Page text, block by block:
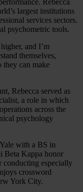
largest institutions
services sectors.
psychometric tools.
and I’m
themselves,
they can make
Rebecca served as
a role in which
across the
psychology
with a BS in
Beta Kappa honor
conducting especially
crossword
York City.